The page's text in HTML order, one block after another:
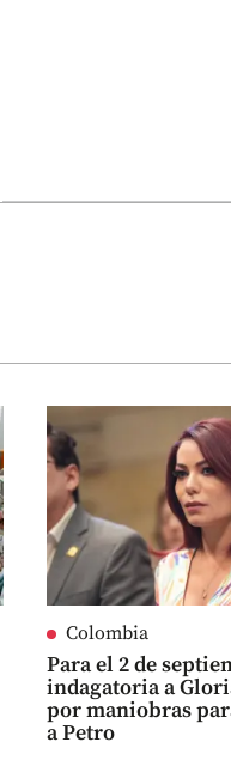
Colombia
Para el 2 de
indagatoria a
por maniobras
a Petro